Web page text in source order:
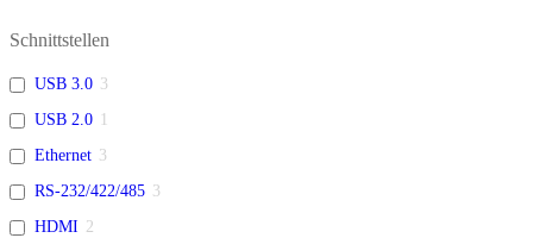
Schnittstellen
USB 3.0 3
USB 2.0 1
Ethernet 3
RS-232/422/485 3
HDMI 2